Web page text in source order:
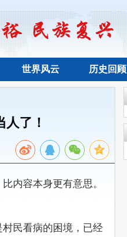
世界风云 历史回顾
了！
内容本身更有意思。
民看病的困境，已经